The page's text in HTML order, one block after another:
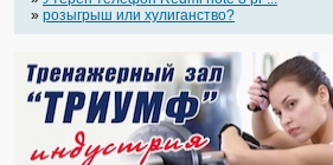
» розыгрыш или хулиганство?